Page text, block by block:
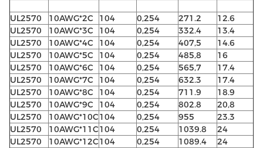
UL2570 10AWG*2C 104 0,254 271.2
12.6
UL2570
10AWG*3C 104 0,254 332.4
13.4
UL2570
10AWG*4C 104 0,254 407,5
14.6
UL2570
10AWG*5C 104 0,254 485,8
16
UL2570
10AWG*6C 104 0,254 565,7
17.4
UL2570
10AWG*7C 104 0,254 632.3
17.4
UL2570
10AWG*8C 104 0,254 711.9
18.9
UL2570
10AWG*9C 104 0,254 802.8
20,8
UL2570
10AWG*10C104 0,254 955
23.3
UL2570
10AWG*11C104 0,254 1039.8
24
UL2570
10AWG*12C104 0,254 1089.4
24